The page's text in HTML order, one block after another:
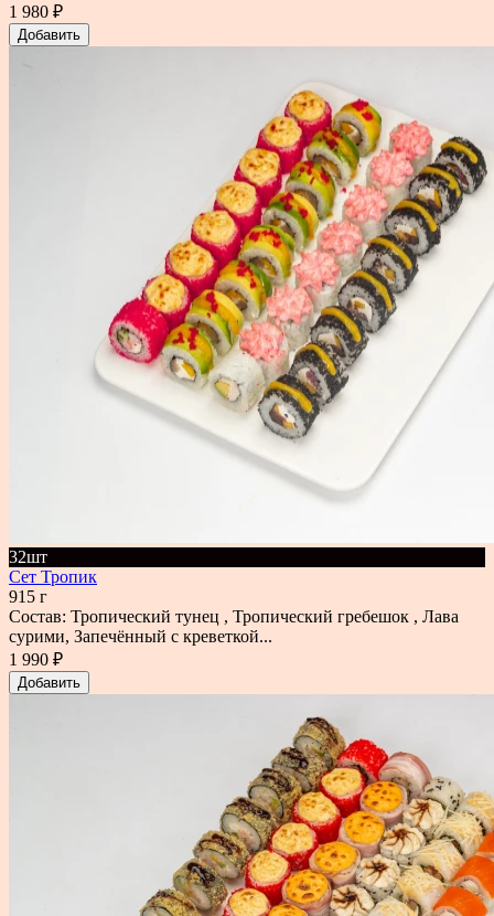
1 980 ₽
Добавить
32шт
Сет Тропик
915 г
Состав: Тропический тунец , Тропический гребешок , Лава
сурими, Запечённый с креветкой...
1 990 ₽
Добавить